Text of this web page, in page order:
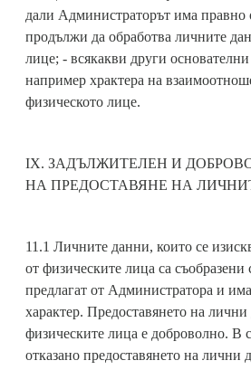
дали Администраторът има правно
продължи да обработва личните
лице; - всякакви други
например храктера на
физическото лице.
IX. ЗАДЪЛЖИТЕЛЕН И
НА ПРЕДОСТАВЯНЕ НА
11.1 Личните данни, които се
от физическите лица са съобразени
предлагат от Администратора и
характер. Предоставянето на
физическите лица е доброволно. В
отказано предоставянето на лични